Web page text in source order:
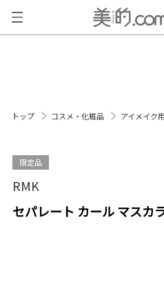
トップ コスメ・化粧品 アイメイク
限定品
RMK
セパレート カール マスカ